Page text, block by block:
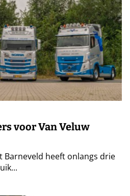
voor Van Veluw
Barneveld heeft onlangs drie